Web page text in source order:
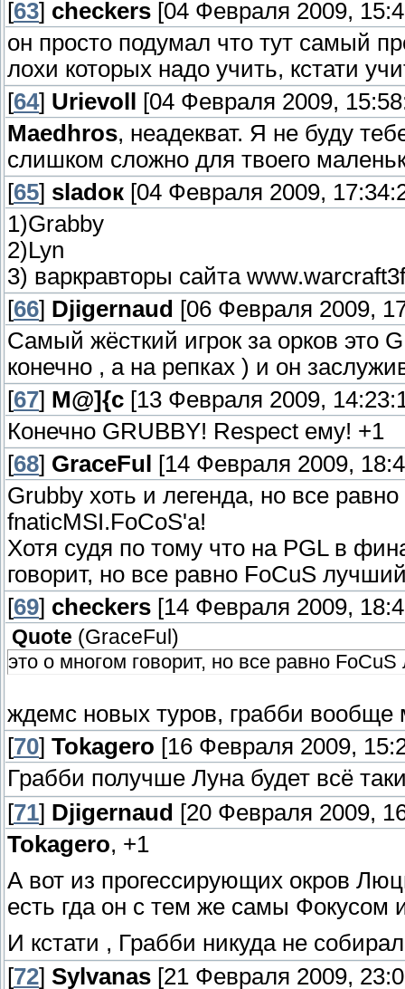
[63] checkers [04 Февраля 2009,
он просто подумал что тут самый
лохи которых надо учить, кстати
[64] Urievoll
[04 Февраля 2009,
Maedhros, неадекват. Я не буду
слишком сложно для твоего
[65] sladoк [04 Февраля 2009,
1)Grabby
2)Lyn
3) варкравторы сайта
[66] Djigernaud [06 Февраля 2009,
Самый жёсткий игрок за орков это
конечно , а на репках ) и он
[67] M@]{c [13 Февраля 2009,
Конечно GRUBBY! Respect ему! +1
[68] GraceFul
[14 Февраля 2009,
Grubby хоть и легенда, но все
fnaticMSI.FoCoS'a!
Хотя судя по тому что на PGL в
говорит, но все равно FoCuS
[69] checkers [14 Февраля 2009,
Quote (GraceFul )
это о многом говорит, но все равно
ждемс новых туров, грабби
[70] Tokagero [16 Февраля 2009,
Грабби получше Луна будет всё
[71] Djigernaud [20 Февраля 2009,
Tokagero, +1
А вот из прогессирующих окров
есть гда он с тем же самы
И кстати , Грабби никуда не
[72] Sylvanas [21 Февраля 2009,